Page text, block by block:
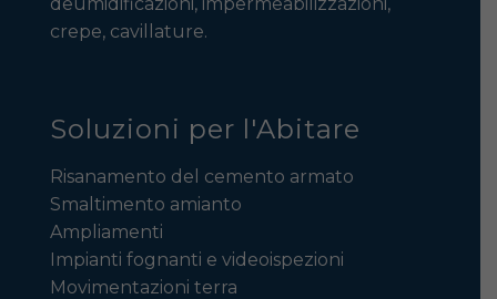
crepe, cavillature.
Soluzioni per l'Abitare
Risanamento del cemento armato
Smaltimento amianto
Ampliamenti
Impianti fognanti e videoispezioni
Movimentazioni terra